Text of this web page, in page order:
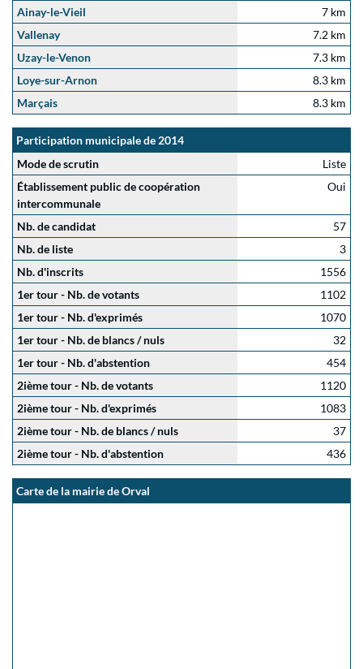
Ainay-le-Vieil
7 km
Vallenay
7.2 km
Uzay-le-Venon
7.3 km
Loye-sur-Arnon
8.3 km
Marçais
8.3 km
Participation municipale de 2014
Mode de scrutin
Liste
Établissement public de coopération
intercommunale
Oui
Nb. de candidat
57
Nb. de liste
3
Nb. d'inscrits
1556
1er tour - Nb. de votants
1102
1er tour - Nb. d'exprimés
1070
1er tour - Nb. de blancs / nuls
32
1er tour - Nb. d'abstention
454
2ième tour - Nb. de votants
1120
2ième tour - Nb. d'exprimés
1083
2ième tour - Nb. de blancs / nuls
37
2ième tour - Nb. d'abstention
436
Carte de la mairie de Orval